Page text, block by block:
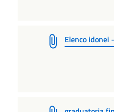
Elenco idonei